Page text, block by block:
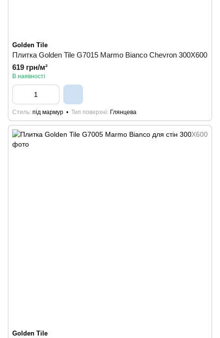
Golden Tile
Плитка Golden Tile G7015 Marmo Bianco Chevron 300Х600
619 грн/м²
В наявності
Стиль під мармур Тип поверхні Глянцева
Golden Tile